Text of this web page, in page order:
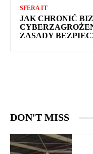
SFERA IT
JAK CHRONIĆ
ZASADY
DON'T MISS